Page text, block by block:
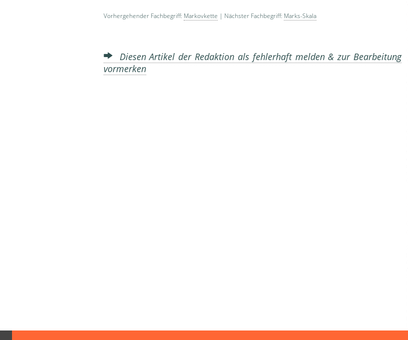
Vorhergehender Fachbegriff: Markovkette | Nächster Fachbegriff: Marks-Skala
Diesen Artikel der Redaktion als fehlerhaft melden & zur Bearbeitung
vormerken